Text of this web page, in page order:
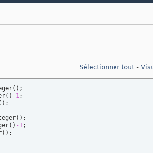
Sélectionner tout -
( ) ;
( ) -1;
( ) ;
( ) ;
( ) -1;
( ) ;